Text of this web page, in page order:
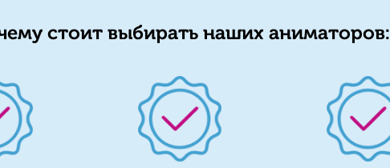
стоит выбирать наших аниматоров: